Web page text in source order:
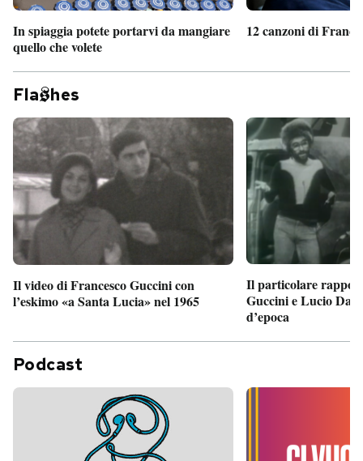
In spiaggia potete portarvi da mangiare
quello che volete
12 canzoni di
Fla hes
Il video di Francesco Guccini con
l’eskimo «a Santa Lucia» nel 1965
Il particolare
Guccini e Lucio
d’epoca
Podcast